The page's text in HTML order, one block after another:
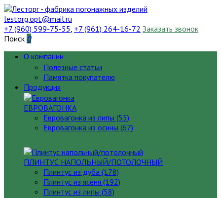
lestorg.opt@mail.ru
+7 (960) 599-75-55, +7 (961) 264-16-72 Заказать звонок
Поиск 0
О компании
Полезные статьи
Памятка покупателю
Продукция
ЕВРОВАГОНКА
Евровагонка из липы (55)
Евровагонка из осины (67)
ПЛИНТУС НАПОЛЬНЫЙ/ПОТОЛОЧНЫЙ
Плинтус из дуба (178)
Плинтус из ясеня (192)
Плинтус из липы (58)